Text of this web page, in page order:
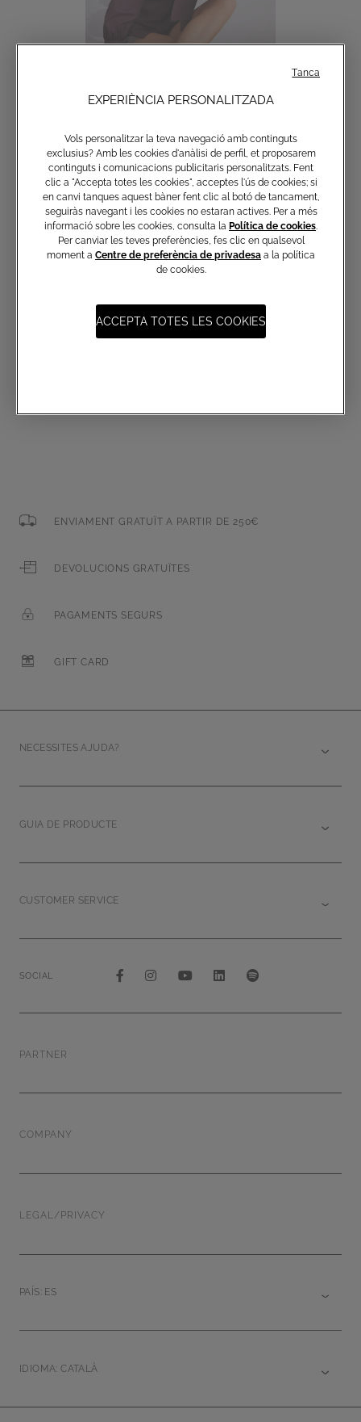
€ 150,00
Subscriu-te al butlletí informatiu
ENVIAMENT GRATUÏT A PARTIR DE 250€
DEVOLUCIONS GRATUÏTES
PAGAMENTS SEGURS
GIFT CARD
NECESSITES AJUDA?
GUIA DE PRODUCTE
CUSTOMER SERVICE
SOCIAL
PARTNER
COMPANY
LEGAL/PRIVACY
PAÍS: ES
IDIOMA: CATALÀ
EXPERIÈNCIA PERSONALITZADA
Vols personalitzar la teva navegació amb continguts
exclusius? Amb les cookies d'anàlisi de perfil, et proposarem
continguts i comunicacions publicitaris personalitzats. Fent
clic a "Accepta totes les cookies", acceptes l'ús de cookies; si
en canvi tanques aquest bàner fent clic al botó de tancament,
seguiràs navegant i les cookies no estaran actives. Per a més
informació sobre les cookies, consulta la Política de cookies
Per canviar les teves preferències, fes clic en qualsevol
moment a Centre de preferència de privadesa a la política
de cookies.
ACCEPTA TOTES LES COOKIES
Tanca